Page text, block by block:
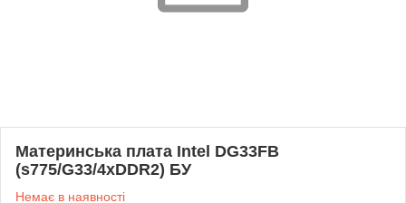
Материнська плата Intel DG33FB
(s775/G33/4xDDR2) БУ
Немає в наявності